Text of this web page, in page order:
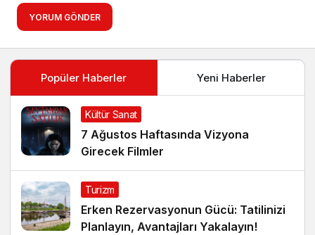
YORUM GÖNDER
Popüler Haberler Yeni Haberler
Kültür Sanat
7 Ağustos Haftasında Vizyona
Girecek Filmler
Turizm
Erken Rezervasyonun Gücü: Tatilinizi
Planlayın, Avantajları Yakalayın!